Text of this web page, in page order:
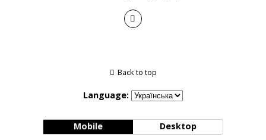
Back to top
Language:
Mobile Desktop